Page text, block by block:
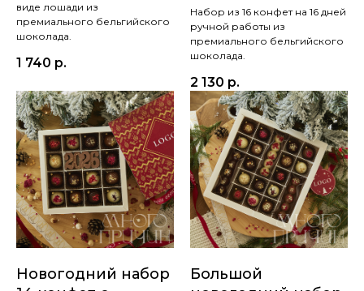
виде лошади из
премиального бельгийского
шоколада.
1 740 р.
Набор из 16 конфет на 16 дней
ручной работы из
премиального бельгийского
шоколада.
2 130 р.
Новогодний набор
Большой